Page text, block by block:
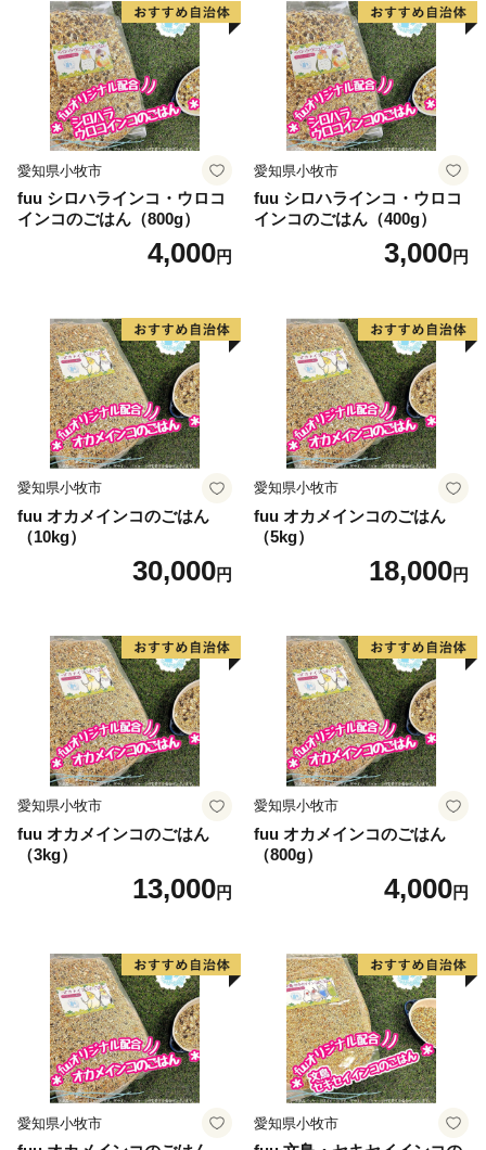
愛知県小牧市
fuu シロハラインコ・ウロコ
インコのごはん（800g）
4,000円
愛知県小牧市
fuu シロハラインコ・ウロコ
インコのごはん（400g）
3,000円
愛知県小牧市
fuu オカメインコのごはん
（10kg）
30,000円
愛知県小牧市
fuu オカメインコのごはん
（5kg）
18,000円
愛知県小牧市
fuu オカメインコのごはん
（3kg）
13,000円
愛知県小牧市
fuu オカメインコのごはん
（800g）
4,000円
愛知県小牧市 愛知県小牧市